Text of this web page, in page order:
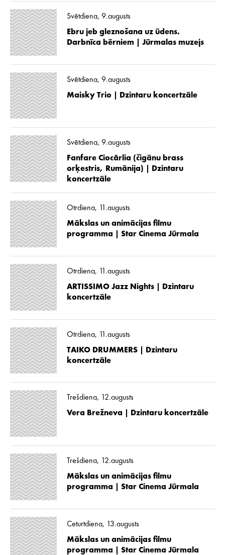
Svētdiena, 9.augusts
Ebru jeb gleznošana uz ūdens.
Darbnīca bērniem | Jūrmalas muzejs
Svētdiena, 9.augusts
Maisky Trio | Dzintaru koncertzāle
Svētdiena, 9.augusts
Fanfare Ciocărlia (čigānu brass
orķestris, Rumānija) | Dzintaru
koncertzāle
Otrdiena, 11.augusts
Mākslas un animācijas filmu
programma | Star Cinema Jūrmala
Otrdiena, 11.augusts
ARTISSIMO Jazz Nights | Dzintaru
koncertzāle
Otrdiena, 11.augusts
TAIKO DRUMMERS | Dzintaru
koncertzāle
Trešdiena, 12.augusts
Vera Brežneva | Dzintaru koncertzāle
Trešdiena, 12.augusts
Mākslas un animācijas filmu
programma | Star Cinema Jūrmala
Ceturtdiena, 13.augusts
Mākslas un animācijas filmu
programma | Star Cinema Jūrmala